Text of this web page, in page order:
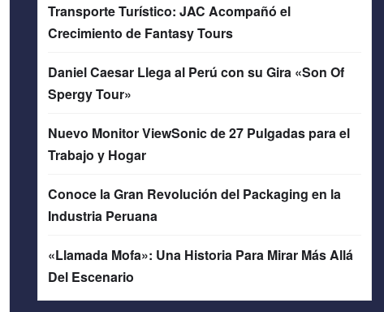
Transporte Turístico: JAC Acompañó el
Crecimiento de Fantasy Tours
Daniel Caesar Llega al Perú con su Gira «Son Of
Spergy Tour»
Nuevo Monitor ViewSonic de 27 Pulgadas para el
Trabajo y Hogar
Conoce la Gran Revolución del Packaging en la
Industria Peruana
«Llamada Mofa»: Una Historia Para Mirar Más Allá
Del Escenario